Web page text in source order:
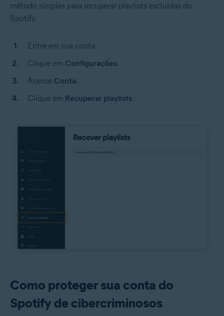
método simples para recuperar playlists excluídas do
Spotify:
Entre em sua conta.
Clique em Configurações.
Acesse Conta.
Clique em Recuperar playlists.
Como proteger sua conta do
Spotify de cibercriminosos